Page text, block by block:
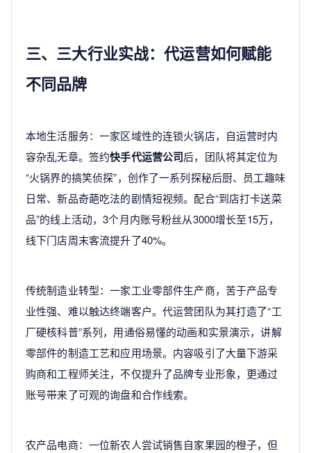
三、三大行业实战：代运营如何赋能
不同品牌
本地生活服务：一家区域性的连锁火锅店，自运营时内
容杂乱无章。签约快手代运营公司后，团队将其定位为
“火锅界的搞笑侦探”，创作了一系列探秘后厨、员工趣味
日常、新品奇葩吃法的剧情短视频。配合“到店打卡送菜
品”的线上活动，3个月内账号粉丝从3000增长至15万，
线下门店周末客流提升了40%。
传统制造业转型：一家工业零部件生产商，苦于产品专
业性强、难以触达终端客户。代运营团队为其打造了“工
厂硬核科普”系列，用通俗易懂的动画和实景演示，讲解
零部件的制造工艺和应用场景。内容吸引了大量下游采
购商和工程师关注，不仅提升了品牌专业形象，更通过
账号带来了可观的询盘和合作线索。
农产品电商：一位新农人尝试销售自家果园的橙子，但